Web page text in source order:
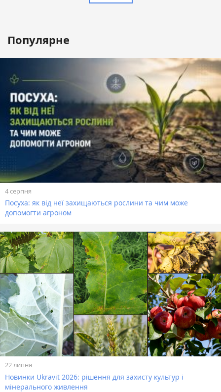
Популярне
4 серпня
Посуха: як від неї захищаються рослини та чим може
допомогти агроном
22 липня
Новинки Ukravit 2026: рішення для захисту культур і
мінерального живлення